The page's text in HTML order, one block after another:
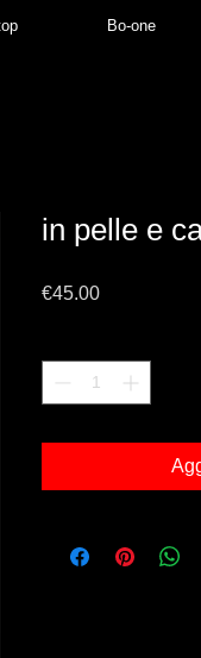
Bo-one
in pelle e
€45.00Prezzo